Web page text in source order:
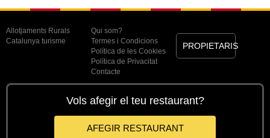
Allotjaments Rurals
Catalunya turisme
Qui som?
Termes i Condicions
Política de les Cookies
Política de Privacitat
Contacte
PROPIETARIS
Vols afegir el teu restaurant?
AFEGIR RESTAURANT